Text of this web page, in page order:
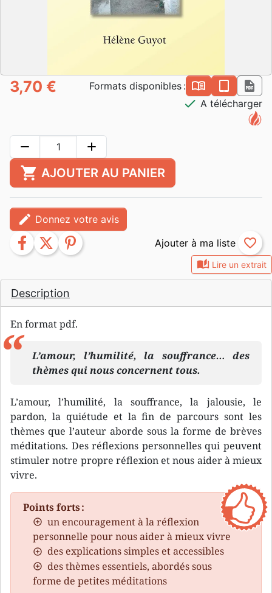
auto_stories Lire un extrait
Description
En format pdf.
L’amour, l’humilité, la souffrance… des
thèmes qui nous concernent tous.
L’amour, l’humilité, la souffrance, la jalousie, le
pardon, la quiétude et la fin de parcours sont les
thèmes que l’auteur aborde sous la forme de brèves
méditations. Des réflexions personnelles qui peuvent
stimuler notre propre réflexion et nous aider à mieux
vivre.
Points forts :
un encouragement à la réflexion
personnelle pour nous aider à mieux vivre
des explications simples et accessibles
des thèmes essentiels, abordés sous
forme de petites méditations
3,70 € Formats disponibles : book_open epub
pdf
check A télécharger
remove add
shopping_cart AJOUTER AU PANIER
edit Donnez votre avis
facebook twitter pinterest favorite_border